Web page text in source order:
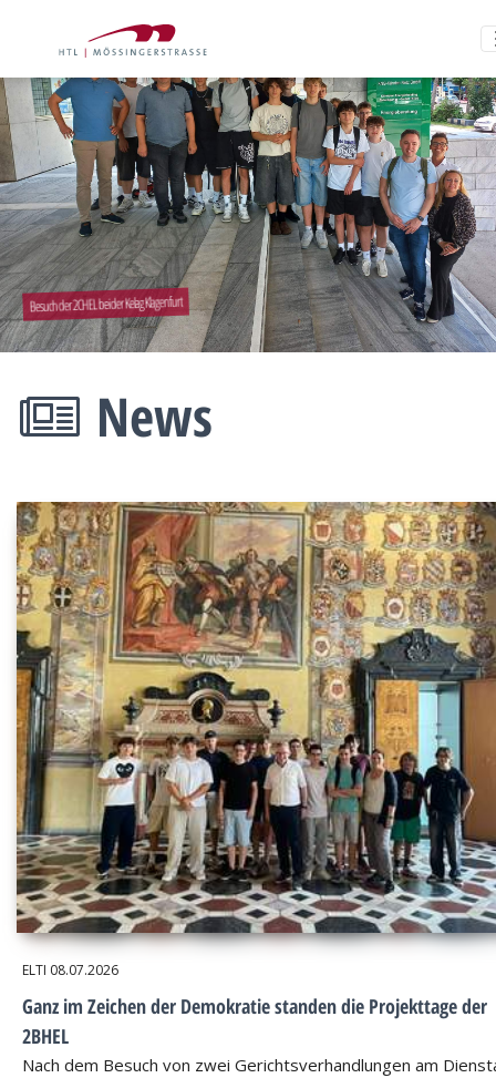
Besuch der 2CHEL bei der Kelag Klagenfurt
News
ELTI 08.07.2026
Ganz im Zeichen der Demokratie standen die Projekttage der
2BHEL
Nach dem Besuch von zwei Gerichtsverhandlungen am